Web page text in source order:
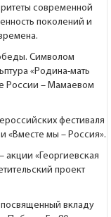
современной
поколений и
Символом
«Родина-мать
России – Мамаевом
фестиваля
«Вместе мы – Россия».
акции «Георгиевская
проект
посвященный вкладу